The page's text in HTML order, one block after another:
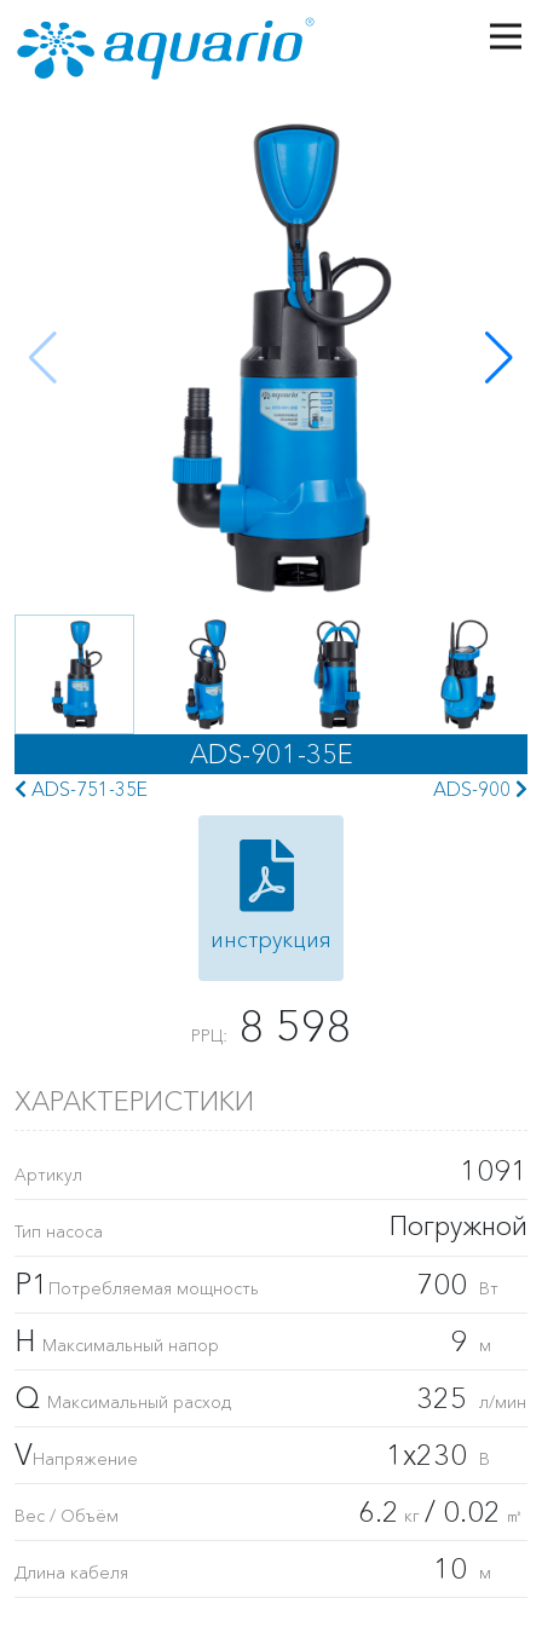
Перейти к основному содержанию
ADS-901-35E
ADS-751-35E ADS-900
инструкция
РРЦ: 8 598
ХАРАКТЕРИСТИКИ
Артикул 1091
Тип насоса Погружной
P1 Потребляемая мощность 700 Вт
H Максимальный напор 9 м
Q Максимальный расход 325 л/мин
VНапряжение 1x230 В
Вес / Объём 6.2 кг / 0.02 ㎥
Длина кабеля 10 м